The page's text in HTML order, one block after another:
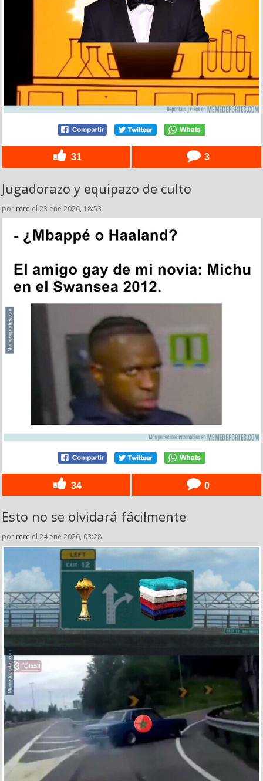
31 3
Jugadorazo y equipazo de culto
por rere el 23 ene 2026, 18:53
34 0
Esto no se olvidará fácilmente
por rere el 24 ene 2026, 03:28